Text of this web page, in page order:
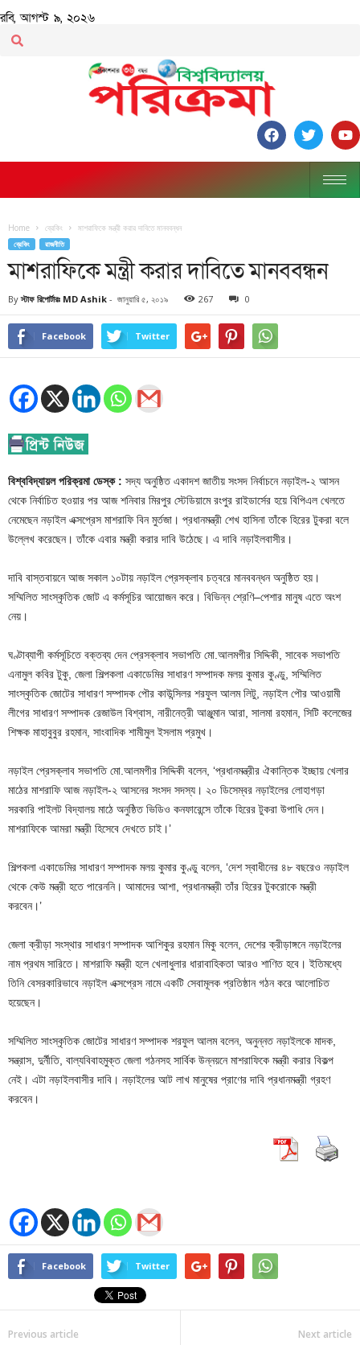
রবি, আগস্ট ৯, ২০২৬
Home ব্রেকিং মাশরাফিকে মন্ত্রী করার দাবিতে মানববন্ধন
ব্রেকিং রাজনীতি
মাশরাফিকে মন্ত্রী করার দাবিতে মানববন্ধন
By স্টাফ রিপোর্টারঃ MD Ashik - জানুয়ারি ৫, ২০১৯ 267 0
Facebook Twitter
বিশ্ববিদ্যায়ল পরিক্রমা ডেস্ক : সদ্য অনুষ্ঠিত একাদশ জাতীয় সংসদ নির্বাচনে নড়াইল-২ আসন
থেকে নির্বাচিত হওয়ার পর আজ শনিবার মিরপুর স্টেডিয়ামে রংপুর রাইডার্সের হয়ে বিপিএল খেলতে
নেমেছেন নড়াইল এক্সপ্রেস মাশরাফি বিন মুর্তজা। প্রধানমন্ত্রী শেখ হাসিনা তাঁকে হিরের টুকরা বলে
উল্লেখ করেছেন। তাঁকে এবার মন্ত্রী করার দাবি উঠেছে। এ দাবি নড়াইলবাসীর।
দাবি বাস্তবায়নে আজ সকাল ১০টায় নড়াইল প্রেসক্লাব চত্বরে মানববন্ধন অনুষ্ঠিত হয়।
সম্মিলিত সাংস্কৃতিক জোট এ কর্মসূচির আয়োজন করে। বিভিন্ন শ্রেণি–পেশার মানুষ এতে অংশ
নেয়।
ঘণ্টাব্যাপী কর্মসূচিতে বক্তব্য দেন প্রেসক্লাব সভাপতি মো.আলমগীর সিদ্দিকী, সাবেক সভাপতি
এনামুল কবির টুকু, জেলা শিল্পকলা একাডেমির সাধারণ সম্পাদক মলয় কুমার কুণ্ডু, সম্মিলিত
সাংস্কৃতিক জোটের সাধারণ সম্পাদক পৌর কাউন্সিলর শরফুল আলম লিটু, নড়াইল পৌর আওয়ামী
লীগের সাধারণ সম্পাদক রেজাউল বিশ্বাস, নারীনেত্রী আঞ্জুমান আরা, সালমা রহমান, সিটি কলেজের
শিক্ষক মাহাবুবুর রহমান, সাংবাদিক শামীমুল ইসলাম প্রমুখ।
নড়াইল প্রেসক্লাব সভাপতি মো.আলমগীর সিদ্দিকী বলেন, ‘প্রধানমন্ত্রীর ঐকান্তিক ইচ্ছায় খেলার
মাঠের মাশরাফি আজ নড়াইল-২ আসনের সংসদ সদস্য। ২০ ডিসেম্বর নড়াইলের লোহাগড়া
সরকারি পাইলট বিদ্যালয় মাঠে অনুষ্ঠিত ভিডিও কনফারেন্সে তাঁকে হিরের টুকরা উপাধি দেন।
মাশরাফিকে আমরা মন্ত্রী হিসেবে দেখতে চাই।’
শিল্পকলা একাডেমির সাধারণ সম্পাদক মলয় কুমার কুণ্ডু বলেন, ‘দেশ স্বাধীনের ৪৮ বছরেও নড়াইল
থেকে কেউ মন্ত্রী হতে পারেননি। আমাদের আশা, প্রধানমন্ত্রী তাঁর হিরের টুকরোকে মন্ত্রী
করবেন।’
জেলা ক্রীড়া সংস্থার সাধারণ সম্পাদক আশিকুর রহমান মিকু বলেন, দেশের ক্রীড়াঙ্গনে নড়াইলের
নাম প্রথম সারিতে। মাশরাফি মন্ত্রী হলে খেলাধুলার ধারাবাহিকতা আরও শাণিত হবে। ইতিমধ্যে
তিনি বেসরকারিভাবে নড়াইল এক্সপ্রেস নামে একটি সেবামূলক প্রতিষ্ঠান গঠন করে আলোচিত
হয়েছেন।
সম্মিলিত সাংস্কৃতিক জোটের সাধারণ সম্পাদক শরফুল আলম বলেন, অনুন্নত নড়াইলকে মাদক,
সন্ত্রাস, দুর্নীতি, বাল্যবিবাহমুক্ত জেলা গঠনসহ সার্বিক উন্নয়নে মাশরাফিকে মন্ত্রী করার বিকল্প
নেই। এটা নড়াইলবাসীর দাবি। নড়াইলের আট লাখ মানুষের প্রাণের দাবি প্রধানমন্ত্রী গ্রহণ
করবেন।
Facebook Twitter
Previous article Next article